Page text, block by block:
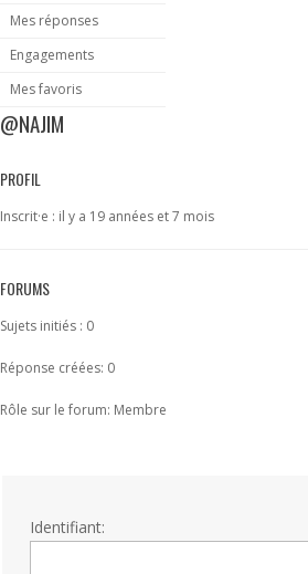
Mes réponses
Engagements
Mes favoris
@NAJIM
PROFIL
Inscrit·e : il y a 19 années et 7 mois
FORUMS
Sujets initiés : 0
Réponse créées: 0
Rôle sur le forum: Membre
Identifiant: